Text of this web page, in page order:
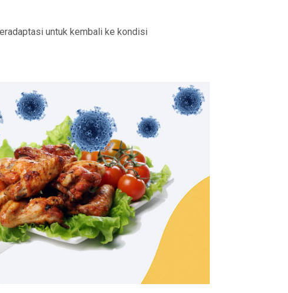
untuk kembali ke kondisi